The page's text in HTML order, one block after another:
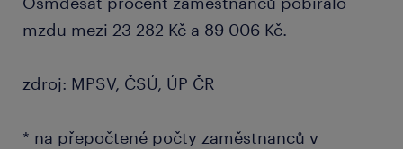
mzdu mezi 23 282 Kč a 89 006 Kč.
zdroj: MPSV, ČSÚ, ÚP ČR
* na přepočtené počty zaměstnanců v